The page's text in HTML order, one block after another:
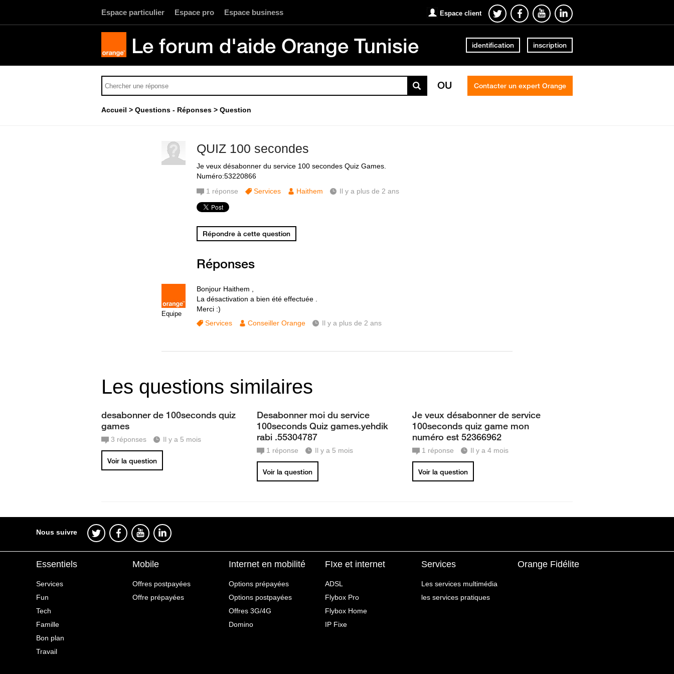
Espace particulier Espace pro Espace business Espace client
Le forum d'aide Orange Tunisie identification inscription
OU Contacter un expert Orange
Accueil Questions - Réponses Question
QUIZ 100 secondes
Je veux désabonner du service 100 secondes Quiz Games.
Numéro:53220866
1 réponse Services Haithem Il y a plus de 2 ans
Répondre à cette question
Réponses
Equipe
Bonjour Haithem ,
La désactivation a bien été effectuée .
Merci :)
Services
Conseiller Orange Il y a plus de 2 ans
Les questions similaires
desabonner de 100seconds quiz
games
3 réponses Il y a 5 mois
Voir la question
Desabonner moi du service
100seconds Quiz games.yehdik
rabi .55304787
1 réponse Il y a 5 mois
Voir la question
Je veux désabonner de service
100seconds quiz game mon
numéro est 52366962
1 réponse Il y a 4 mois
Voir la question
Nous suivre
Essentiels
Services
Fun
Tech
Famille
Bon plan
Travail
Mobile
Offres postpayées
Offre prépayées
Internet en mobilité
Options prépayées
Options postpayées
Offres 3G/4G
Domino
FIxe et internet
ADSL
Flybox Pro
Flybox Home
IP Fixe
Services
Les services multimédia
les services pratiques
Orange Fidélite